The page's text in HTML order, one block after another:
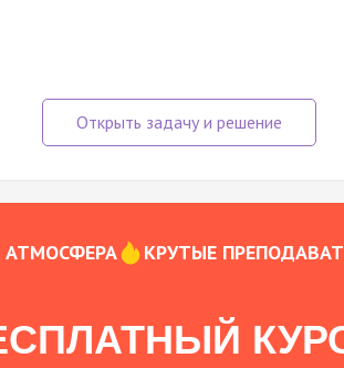
КРУТЫЕ